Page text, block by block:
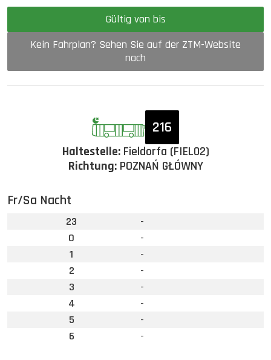
Gültig von bis
Kein Fahrplan? Sehen Sie auf der ZTM-Website
nach
216
Haltestelle:Fieldorfa (FIEL02)
Richtung:POZNAŃ GŁÓWNY
Fr/Sa Nacht
23
-
0
-
1
-
2
-
3
-
4
-
5
-
6
-